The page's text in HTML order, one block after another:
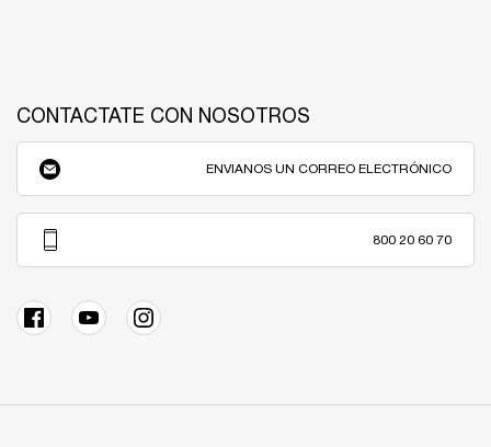
CONTACTATE CON NOSOTROS
ENVIANOS UN CORREO ELECTRÓNICO
800 20 60 70